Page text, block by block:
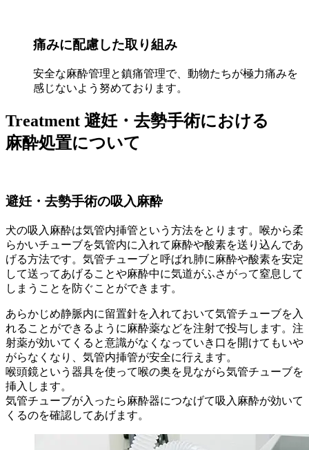
痛みに配慮した取り組み
安全な麻酔管理と鎮痛管理で、動物たちが極力痛みを
感じないよう努めております。
Treatment 避妊・去勢手術における
麻酔処置について
避妊・去勢手術の吸入麻酔
犬の吸入麻酔は気管内挿管という方法をとります。喉から柔
らかいチューブを気管内に入れて麻酔や酸素を送り込んであ
げる方法です。気管チューブと呼ばれ肺に麻酔や酸素を安定
して送ってあげることや麻酔中に気道がふさがって窒息して
しまうことを防ぐことができます。
あらかじめ静脈内に留置針を入れておいて気管チューブを入
れることができるように麻酔薬などを注射で投与します。注
射薬が効いてくると意識がなくなっていき口を開けてもいや
がらなくなり、気管内挿管が安全に行えます。
喉頭鏡という器具を使って喉の奥を見ながら気管チューブを
挿入します。
気管チューブが入ったら麻酔器につなげて吸入麻酔が効いて
くるのを確認してあげます。